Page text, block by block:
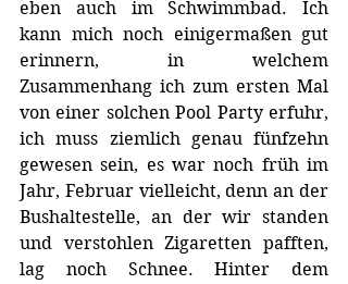
eben auch im Schwimmbad. Ich
kann mich noch einigermaßen gut
erinnern, in welchem
Zusammenhang ich zum ersten Mal
von einer solchen Pool Party erfuhr,
ich muss ziemlich genau fünfzehn
gewesen sein, es war noch früh im
Jahr, Februar vielleicht, denn an der
Bushaltestelle, an der wir standen
und verstohlen Zigaretten pafften,
lag noch Schnee. Hinter dem